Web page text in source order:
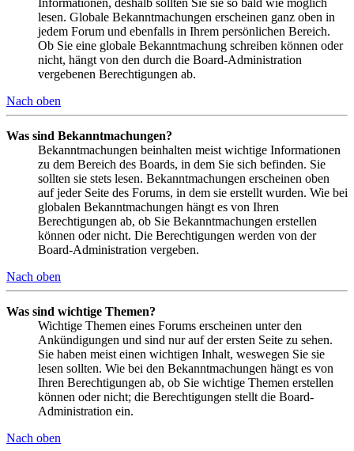
lesen. Globale Bekanntmachungen erscheinen ganz oben in
jedem Forum und ebenfalls in Ihrem persönlichen Bereich.
Ob Sie eine globale Bekanntmachung schreiben können oder
nicht, hängt von den durch die Board-Administration
vergebenen Berechtigungen ab.
Nach oben
Was sind Bekanntmachungen?
Bekanntmachungen beinhalten meist wichtige Informationen
zu dem Bereich des Boards, in dem Sie sich befinden. Sie
sollten sie stets lesen. Bekanntmachungen erscheinen oben
auf jeder Seite des Forums, in dem sie erstellt wurden. Wie bei
globalen Bekanntmachungen hängt es von Ihren
Berechtigungen ab, ob Sie Bekanntmachungen erstellen
können oder nicht. Die Berechtigungen werden von der
Board-Administration vergeben.
Nach oben
Was sind wichtige Themen?
Wichtige Themen eines Forums erscheinen unter den
Ankündigungen und sind nur auf der ersten Seite zu sehen.
Sie haben meist einen wichtigen Inhalt, weswegen Sie sie
lesen sollten. Wie bei den Bekanntmachungen hängt es von
Ihren Berechtigungen ab, ob Sie wichtige Themen erstellen
können oder nicht; die Berechtigungen stellt die Board-
Administration ein.
Nach oben